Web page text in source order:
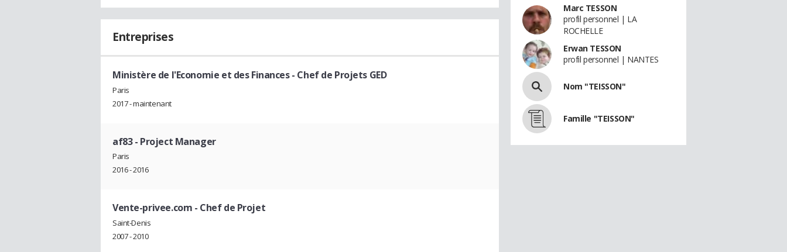
Entreprises
Ministère de l'Economie et des Finances- Chef de Projets GED
Paris
2017 - maintenant
af83- Project Manager
Paris
2016 - 2016
Vente-privee.com - Chef de Projet
Saint-Denis
2007 - 2010
Marc TESSON
profil personnel | LA
ROCHELLE
Erwan TESSON
profil personnel | NANTES
Nom "TEISSON"
Famille "TEISSON"